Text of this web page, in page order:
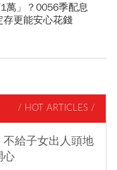
萬」？0056季配息
存更能安心花錢
/ HOT ARTICLES /
給子女出人頭地
心